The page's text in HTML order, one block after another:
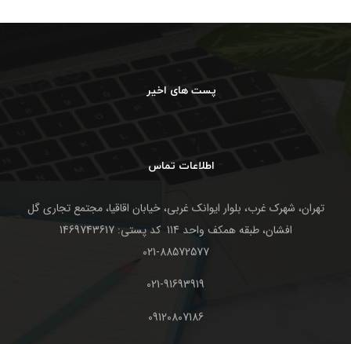
پست های اخیر
اطلاعات تماس
تهران، شهرک غرب، بلوار ایوانک غربی، خیابان اقاقیا، مجتمع تجاری گل
افشان، طبقه همکف واحد 114 کد پستی: 1469743617
021-88572577
021-91693919
09120807186